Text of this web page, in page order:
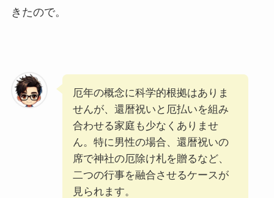
きたので。
厄年の概念に科学的根拠はありま
せんが、還暦祝いと厄払いを組み
合わせる家庭も少なくありませ
ん。特に男性の場合、還暦祝いの
席で神社の厄除け札を贈るなど、
二つの行事を融合させるケースが
見られます。